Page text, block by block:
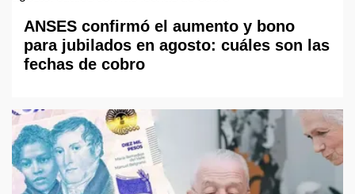
ANSES confirmó el aumento y bono
para jubilados en agosto: cuáles son las
fechas de cobro